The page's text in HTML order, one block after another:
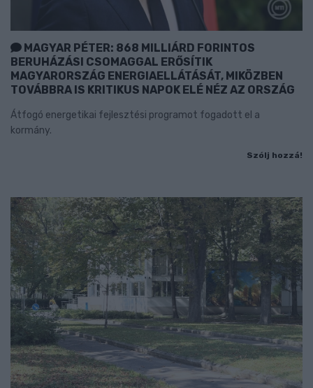
MAGYAR PÉTER: 868 MILLIÁRD FORINTOS
BERUHÁZÁSI CSOMAGGAL ERŐSÍTIK
MAGYARORSZÁG ENERGIAELLÁTÁSÁT, MIKÖZBEN
TOVÁBBRA IS KRITIKUS NAPOK ELÉ NÉZ AZ ORSZÁG
Átfogó energetikai fejlesztési programot fogadott el a
kormány.
Szólj hozzá!